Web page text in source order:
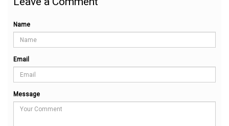
Name
Email
Message